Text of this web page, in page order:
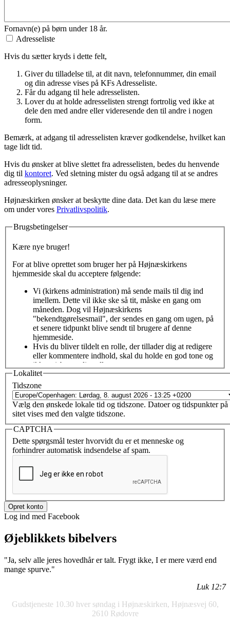
Fornavn(e) på børn under 18 år.
Adresseliste
Hvis du sætter kryds i dette felt,
Giver du tilladelse til, at dit navn, telefonnummer, din email
og din adresse vises på KFs Adresseliste.
Får du adgang til hele adresselisten.
Lover du at holde adresselisten strengt fortrolig ved ikke at
dele den med andre eller videresende den til andre i nogen
form.
Bemærk, at adgang til adresselisten kræver godkendelse, hvilket kan
tage lidt tid.
Hvis du ønsker at blive slettet fra adresselisten, bedes du henvende
dig til kontoret. Ved sletning mister du også adgang til at se andres
adresseoplysninger.
Højnæskirken ønsker at beskytte dine data. Det kan du læse mere
om under vores Privatlivspolitik.
Brugsbetingelser
Kære nye bruger!
For at blive oprettet som bruger her på Højnæskirkens
hjemmeside skal du acceptere følgende:
Vi (kirkens administration) må sende mails til dig ind
imellem. Dette vil ikke ske så tit, måske en gang om
måneden. Dog vil Højnæskirkens
"bekendtgørelsesmail", der sendes en gang om ugen, på
et senere tidpunkt blive sendt til brugere af denne
hjemmeside.
Hvis du bliver tildelt en rolle, der tillader dig at redigere
eller kommentere indhold, skal du holde en god tone og
ikke misbruge din rolle.
Det var bare det - velkommen!
Når du sætter kryds i feltetJeg accepterer betingelserneog
derefter klikker på Opret konto , bliver du oprettet som bruger.
Herefter vil vi godkende (eller afvise) din tilmelding, og tildele
dig en rolle på hjemmesiden.
Jeg accepterer betingelserne*
Lokalitet
Tidszone
Vælg den ønskede lokale tid og tidszone. Datoer og tidspunkter på
sitet vises med den valgte tidszone.
CAPTCHA
Dette spørgsmål tester hvorvidt du er et menneske og
forhindrer automatisk indsendelse af spam.
Log ind med Facebook
Øjeblikkets bibelvers
"Ja, selv alle jeres hovedhår er talt. Frygt ikke, I er mere værd end
mange spurve."
Luk 12:7
Gudstjeneste 10.30 hver søndag i Højnæskirken, Højnæsvej 60,
2610 Rødovre